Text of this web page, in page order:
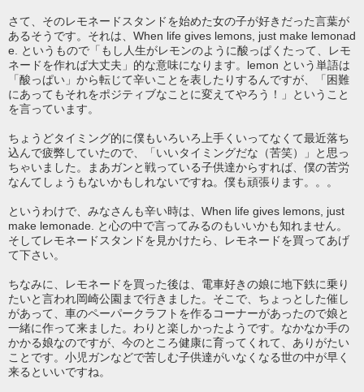
さて、そのレモネードスタンドを始めた女の子が好きだった言葉が
あるそうです。それは、When life gives lemons, just make lemonad
e. というもので「もし人生がレモンのように酸っぱくたって、レモ
ネードを作れば大丈夫」的な意味になります。lemon という単語は
「酸っぱい」から転じて辛いことを表したりするんですが、「困難
にあってもそれをポジティブなことに変えてやろう！」ということ
を言っています。
ちょうどタイミング的に僕もいろいろ上手くいってなくて最近落ち
込んで疲弊していたので、「いいタイミングだな（苦笑）」と思っ
ちゃいました。まあガンと戦っている子供達からすれば、僕の苦労
なんてしょうもないかもしれないですね。僕も頑張ります。。。
というわけで、みなさんも辛い時は、When life gives lemons, just
make lemonade. と心の中で言ってみるのもいいかも知れません。
そしてレモネードスタンドを見かけたら、レモネードを買ってあげ
て下さい。
ちなみに、レモネードを買った後は、電車好きの娘に地下鉄に乗り
たいと言われ岡崎公園まで行きました。そこで、ちょっとした催し
があって、車のペーパークラフトを作るコーナーがあったので娘と
一緒に作って来ました。わりと楽しかったようです。なかなか手の
かかる娘なのですが、今のところ健康に育ってくれて、ありがたい
ことです。小児ガンなどで苦しむ子供達がいなくなる世の中が早く
来るといいですね。